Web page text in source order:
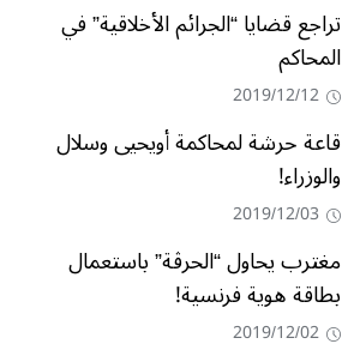
تراجع قضايا “الجرائم الأخلاقية” في
المحاكم
2019/12/12
قاعة حرشة لمحاكمة أويحيى وسلال
والوزراء!
2019/12/03
مغترب يحاول “الحرڨة” باستعمال
بطاقة هوية فرنسية!
2019/12/02